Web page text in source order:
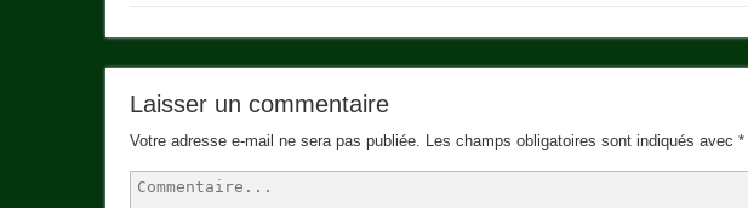
Laisser un commentaire
Votre adresse e-mail ne sera pas publiée. Les champs obligatoires sont indiqués avec *